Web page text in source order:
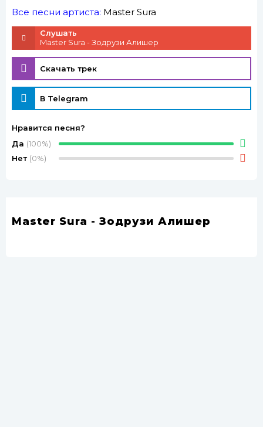
Все песни артиста: Master Sura
Слушать
Master Sura - Зодрузи Алишер
Скачать трек
В Telegram
Нравится песня?
Да (100%)
Нет (0%)
Master Sura - Зодрузи Алишер